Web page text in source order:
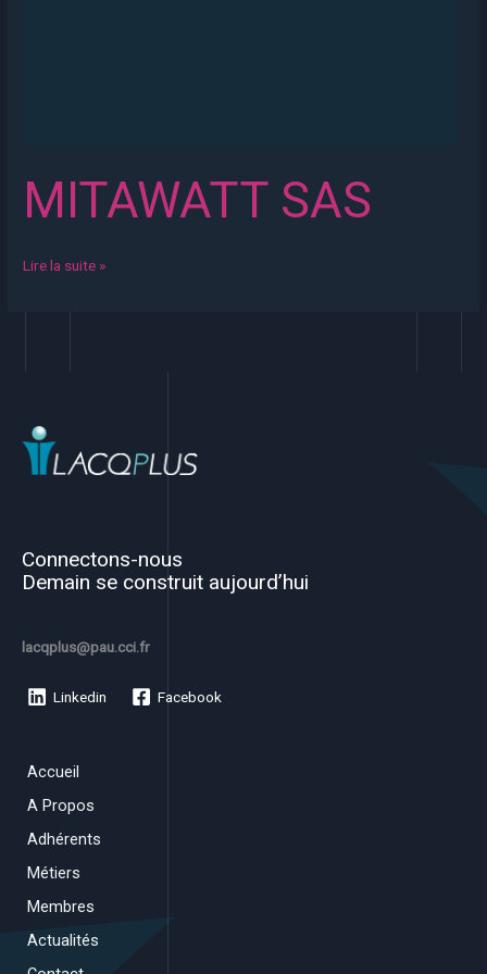
MITAWATT SAS
Lire la suite »
Connectons-nous
Demain se construit aujourd’hui
lacqplus@pau.cci.fr
Linkedin Facebook
Accueil
A Propos
Adhérents
Métiers
Membres
Actualités